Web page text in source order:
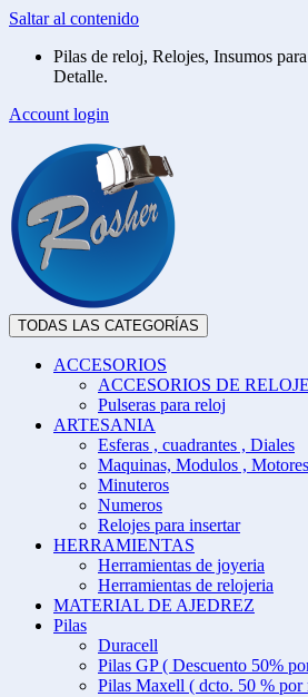
Saltar al contenido
Pilas de reloj, Relojes, Insumos
Detalle.
Account login
TODAS LAS CATEGORÍAS
ACCESORIOS
ACCESORIOS DE
Pulseras para reloj
ARTESANIA
Esferas , cuadrantes , Diales
Maquinas, Modulos ,
Minuteros
Numeros
Relojes para insertar
HERRAMIENTAS
Herramientas de joyeria
Herramientas de relojeria
MATERIAL DE AJEDREZ
Pilas
Duracell
Pilas GP ( Descuento 50%
Pilas Maxell ( dcto. 50 % por